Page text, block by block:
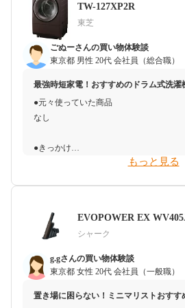
●懸念点
重いという口コミでした。
●搬入・受取・開封・設置時のトラブル
●使ってみた感想（良かったこと）
吸引力は噂通り、想像以上にありました
はスムーズに吸引してくれます。また、
毛が絡んでしまうのが嫌いで、こちらは
●使ってみた感想（悪かったこと）
以前使っていた掃除機は一度スイッチボ
を離してもそのままずっと使えていたの
差し指や中指が痛くなってきます。
●予算感
購入前は、メインの掃除機にはしないし
で、1万円程度で購入できればいいなと
べているうちに、この商品は2万円以上
●決め手
この商品はコンパクトながらも抜群の吸
てもお洒落なデザインだったので選びま
●搬入・受取・開封・設置時のトラブル
なし
●使ってみた感想（良かったこと）
ザインもダークチョコレートという色を
TW-127XP2R
東芝
ごぬーさんの買い物体験談
東京都 男性 20代 会社員（総合職）
最強時短家電！おすすめのドラム式洗濯
●元々使っていた商品
なし
●きっかけ
夜間に洗濯をすると、従来の洗濯機の振
又、家族が増えて洗濯物が増え、従来の
量が足りなくなってしまった。そこで、
性能を知り、洗濯の効率化を図るために
購入前の予算：5万円程度
もっと見る
EVOPOWER EX
シャーク
g.gさんの買い物体験談
東京都 女性 20代 会社員（一般職）
置き場に困らない！ミニマリストおすす